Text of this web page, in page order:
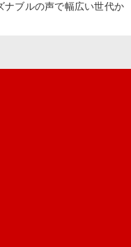
ナブルの声で幅広い世代か